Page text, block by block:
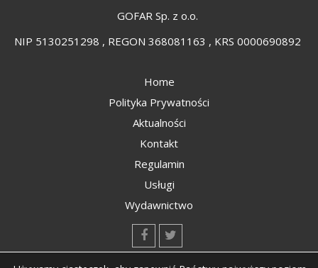
GOFAR Sp. z o.o.
NIP 5130251298 , REGON 368081163 , KRS 0000690892
Home
Polityka Prywatności
Aktualności
Kontakt
Regulamin
Usługi
Wydawnictwo